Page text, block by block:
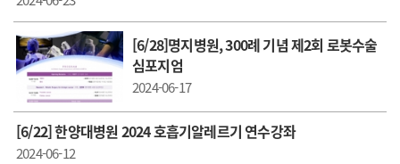
[6/28]명지병원, 300례 기념 제2회 로봇수술
심포지엄
2024-06-17
[6/22] 한양대병원 2024 호흡기알레르기 연수강좌
2024-06-12